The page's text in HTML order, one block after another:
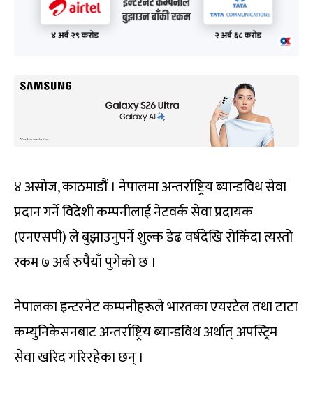
४ असोज, काठमाडौं । नेपालमा अन्तर्राष्ट्रिय ब्यान्डविथ सेवा
प्रदान गर्ने विदेशी कम्पनीलाई नेटवर्क सेवा प्रदायक
(एनएसपी) ले बुझाउनुपर्ने शुल्क डेढ वर्षदेखि रोकिँदा त्यस्तो
रकम ७ अर्ब रुपैयाँ पुगेको छ ।
नेपालका इन्टरनेट कम्पनीहरूले भारतका एयरटेल तथा टाटा
कम्युनिकेसनबाट अन्तर्राष्ट्रिय ब्यान्डविथ अर्थात् अपस्ट्रिम
सेवा खरिद गरिरहेका छन् ।